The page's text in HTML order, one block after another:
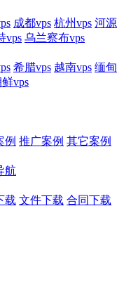
成都vps 杭州vps 河源
vps 乌兰察布vps
希腊vps 越南vps 缅甸
vps
例 推广案例 其它案例
航
载 文件下载 合同下载